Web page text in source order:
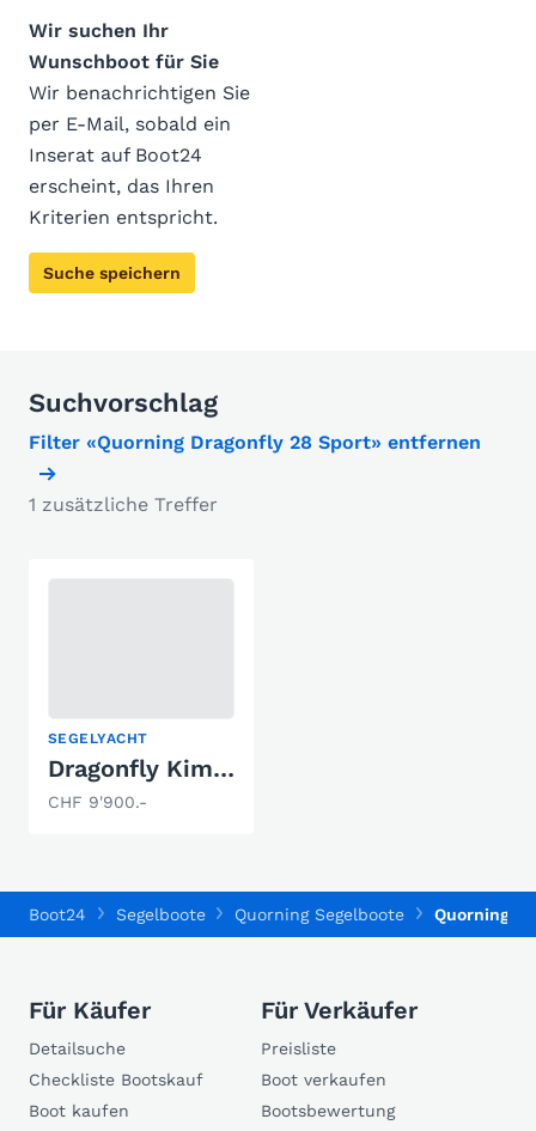
Wir suchen Ihr
Wunschboot für Sie
Wir benachrichtigen Sie
per E-Mail, sobald ein
Inserat auf Boot24
erscheint, das Ihren
Kriterien entspricht.
Suche speichern
Suchvorschlag
Filter «Quorning Dragonfly 28 Sport» entfernen
1 zusätzliche Treffer
SEGELYACHT
Dragonfly Kim Kieler
CHF 9'900.-
Boot24 Segelboote Quorning Segelboote Quorning
Für Käufer
Detailsuche
Checkliste Bootskauf
Boot kaufen
Für Verkäufer
Preisliste
Boot verkaufen
Bootsbewertung